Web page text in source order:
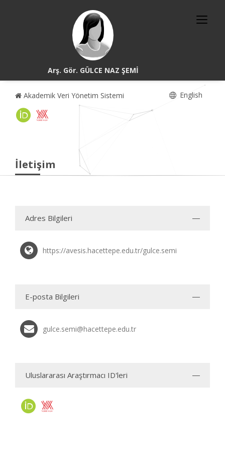
Arş. Gör. GÜLCE NAZ ŞEMİ
Akademik Veri Yönetim Sistemi English
İletişim
Adres Bilgileri
https://avesis.hacettepe.edu.tr/gulce.semi
E-posta Bilgileri
gulce.semi@hacettepe.edu.tr
Uluslararası Araştırmacı ID'leri